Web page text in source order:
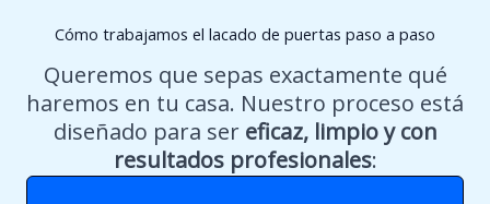
Cómo trabajamos el lacado de puertas paso a paso
Queremos que sepas exactamente qué
haremos en tu casa. Nuestro proceso está
diseñado para ser eficaz, limpio y con
resultados profesionales: